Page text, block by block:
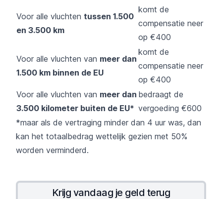
Voor alle vluchten tussen 1.500
en 3.500 km
komt de
compensatie neer
op €400
Voor alle vluchten van meer dan
1.500 km binnen de EU
komt de
compensatie neer
op €400
Voor alle vluchten van meer dan
3.500 kilometer buiten de EU*
bedraagt de
vergoeding €600
*maar als de vertraging minder dan 4 uur was, dan
kan het totaalbedrag wettelijk gezien met 50%
worden verminderd.
Krijg vandaag je geld terug